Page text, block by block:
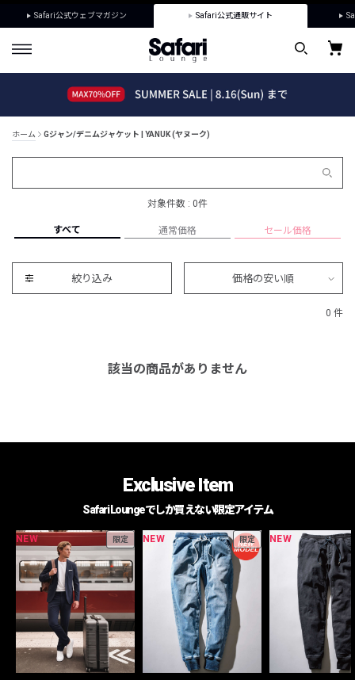
Safari公式ウェブマガジン Safari公式通販サイト
ホーム Gジャン/デニムジャケット | YANUK (ヤヌーク)
対象件数 : 0件
すべて 通常価格 セール価格
絞り込み 価格の安い順
0 件
該当の商品がありません
Exclusive Item
Safari Loungeでしか買えない限定アイテム
NEW 限定 NEW 限定 NEW